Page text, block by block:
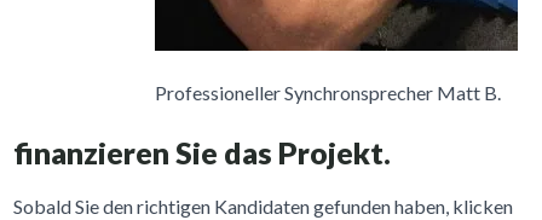
Professioneller Synchronsprecher Matt B.
finanzieren Sie das Projekt.
Sobald Sie den richtigen Kandidaten gefunden haben, klicken